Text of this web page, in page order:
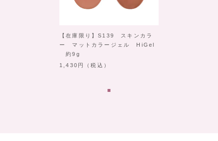
【在庫限り】S139 スキンカラ
ー マットカラージェル HiGel
約9g
1,430
（税込）